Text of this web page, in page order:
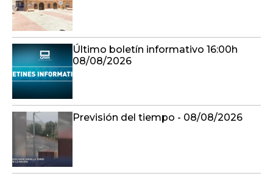
Último boletín informativo 16:00h
08/08/2026
Previsión del tiempo - 08/08/2026